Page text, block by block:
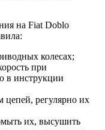
на Fiat Doblo
колесах;
при
в инструкции
цепей, регулярно их
их, высушить